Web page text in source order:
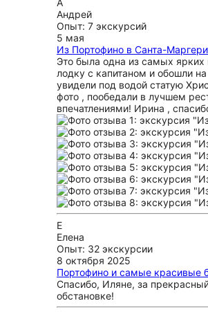
А
Андрей
Опыт: 7 экскурсий
5 мая
Из Портофино в Санта-
Это была одна из самых
лодку с капитаном и обошли
увидели под водой статую
фото , пообедали в лучшем
впечатлениями! Ирина ,
Е
Елена
Опыт: 32 экскурсии
8 октября 2025
Портофино и самые красивые
Спасибо, Иляне, за
обстановке!